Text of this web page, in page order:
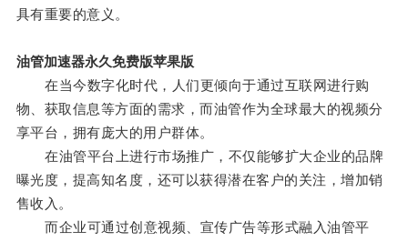
具有重要的意义。
油管加速器永久免费版苹果版
在当今数字化时代，人们更倾向于通过互联网进行购
物、获取信息等方面的需求，而油管作为全球最大的视频分
享平台，拥有庞大的用户群体。
在油管平台上进行市场推广，不仅能够扩大企业的品牌
曝光度，提高知名度，还可以获得潜在客户的关注，增加销
售收入。
而企业可通过创意视频、宣传广告等形式融入油管平